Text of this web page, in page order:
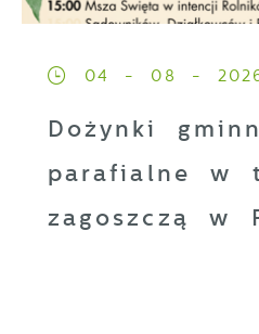
04 - 08 -
Dożynki
parafialne w
zagoszczą w